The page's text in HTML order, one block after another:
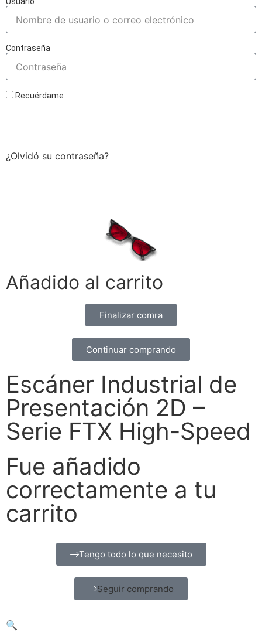
Contraseña
Recuérdame
¿Olvidó su contraseña?
Añadido al carrito
Finalizar comra
Continuar comprando
Escáner Industrial de
Presentación 2D –
Serie FTX High-Speed
Fue añadido
correctamente a tu
carrito
Tengo todo lo que necesito
Seguir comprando
🔍